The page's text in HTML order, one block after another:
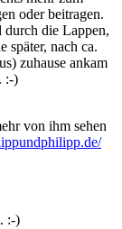
oder beitragen.
durch die Lappen,
später, nach ca.
zuhause ankam
:-)
von ihm sehen
:-)